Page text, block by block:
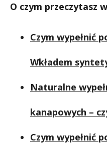
O czym przeczytasz
Czym wypełnić
Wkładem
Naturalne
kanapowych –
Czym wypełnić